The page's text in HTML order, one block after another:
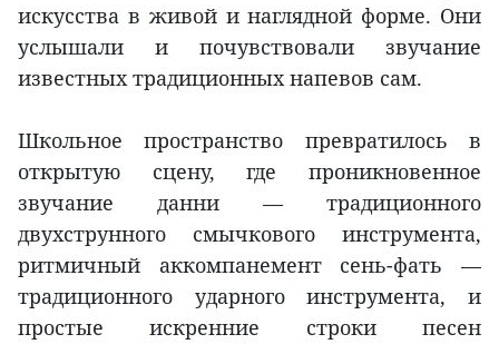
искусства в живой и наглядной форме. Они
услышали и почувствовали звучание
известных традиционных напевов сам.
Школьное пространство превратилось в
открытую сцену, где проникновенное
звучание данни — традиционного
двухструнного смычкового инструмента,
ритмичный аккомпанемент сень-фать —
традиционного ударного инструмента, и
простые искренние строки песен